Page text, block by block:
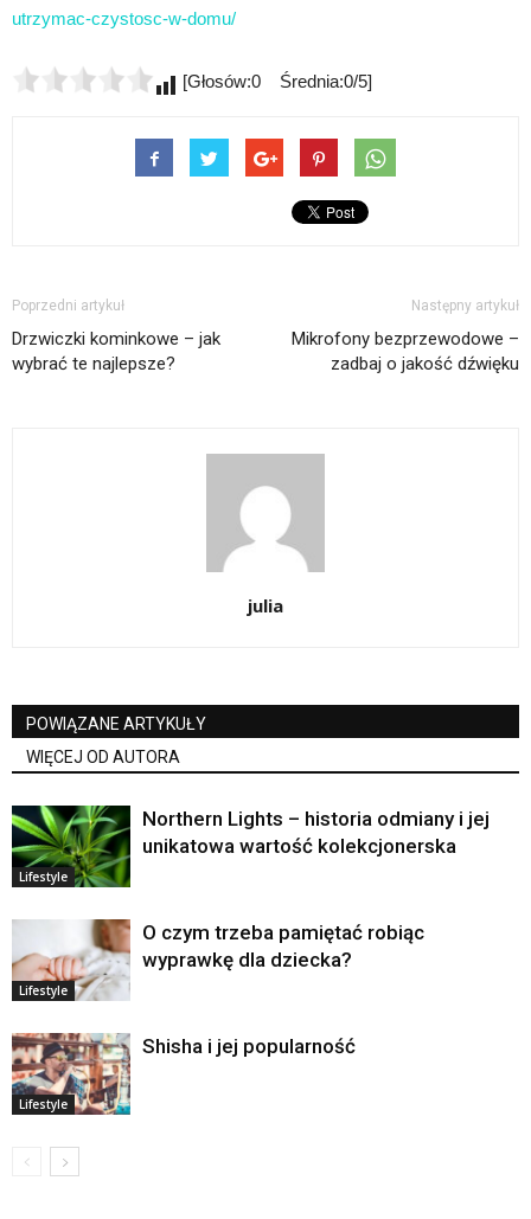
utrzymac-czystosc-w-domu/
[Głosów:0 Średnia:0/5]
Poprzedni artykuł
Drzwiczki kominkowe – jak
wybrać te najlepsze?
Następny artykuł
Mikrofony bezprzewodowe –
zadbaj o jakość dźwięku
julia
POWIĄZANE ARTYKUŁY
WIĘCEJ OD AUTORA
Lifestyle
Northern Lights – historia odmiany i jej
unikatowa wartość kolekcjonerska
Lifestyle
O czym trzeba pamiętać robiąc
wyprawkę dla dziecka?
Lifestyle
Shisha i jej popularność